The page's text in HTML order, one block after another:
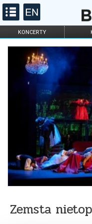
KONCERTY
FILHARMONIA
DLA DZIECI
Zemsta